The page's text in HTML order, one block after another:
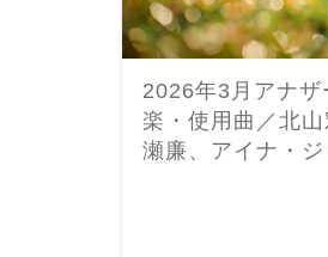
2026年3月アナ
楽・使用曲／北
瀬廉、アイナ・ジ